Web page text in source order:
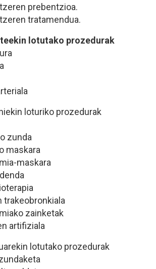
prebentzioa.
tratamendua.
lotutako prozedurak
loturiko prozedurak
zunda
maskara
maskara
zainketak
artifiziala
lotutako prozedurak